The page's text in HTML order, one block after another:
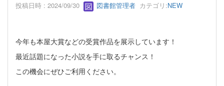
投稿日時 : 2024/09/30 図書館管理者 カテゴリ:NEW
今年も本屋大賞などの受賞作品を展示しています！
最近話題になった小説を手に取るチャンス！
この機会にぜひご利用ください。